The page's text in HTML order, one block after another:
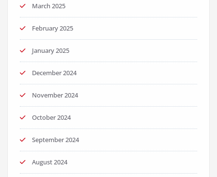
March 2025
February 2025
January 2025
December 2024
November 2024
October 2024
September 2024
August 2024